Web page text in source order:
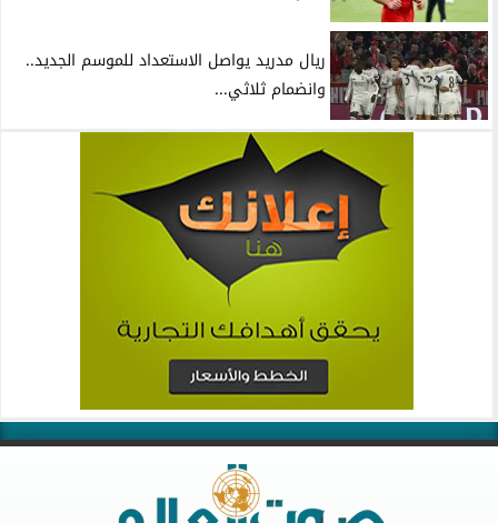
ريال مدريد يواصل الاستعداد للموسم الجديد..
وانضمام ثلاثي...